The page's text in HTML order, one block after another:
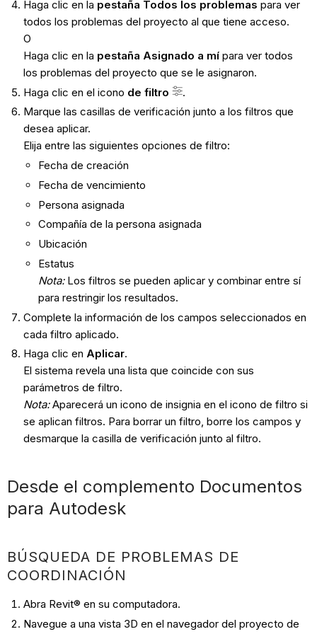
Haga clic en la pestaña Todos los problemas para ver
todos los problemas del proyecto al que tiene acceso.
O
Haga clic en la pestaña Asignado a mípara ver todos
los problemas del proyecto que se le asignaron.
Haga clic en el icono de filtro
.
Marque las casillas de verificación junto a los filtros que
desea aplicar.
Elija entre las siguientes opciones de filtro:
Fecha de creación
Fecha de vencimiento
Persona asignada
Compañía de la persona asignada
Ubicación
Estatus
Nota: Los filtros se pueden aplicar y combinar entre sí
para restringir los resultados.
Complete la información de los campos seleccionados en
cada filtro aplicado.
Haga clic en Aplicar.
El sistema revela una lista que coincide con sus
parámetros de filtro.
Nota:Aparecerá un icono de insignia en el icono de filtro si
se aplican filtros. Para borrar un filtro, borre los campos y
desmarque la casilla de verificación junto al filtro.
Desde el complemento Documentos
para Autodesk
BÚSQUEDA DE PROBLEMAS DE
COORDINACIÓN
Abra Revit® en su computadora.
Navegue a una vista 3D en el navegador del proyecto de